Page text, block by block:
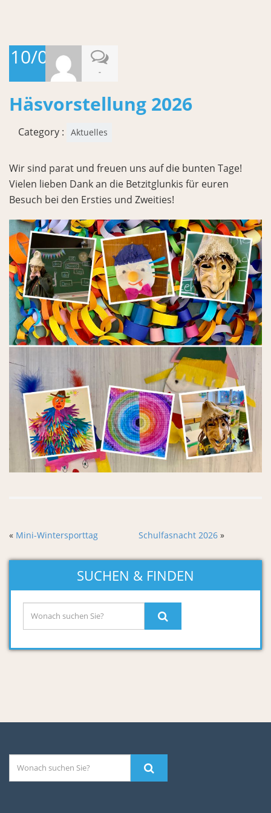
10/02/2026
-
Häsvorstellung 2026
Category : Aktuelles
Wir sind parat und freuen uns auf die bunten Tage!
Vielen lieben Dank an die Betzitglunkis für euren
Besuch bei den Ersties und Zweities!
« Mini-Wintersporttag Schulfasnacht 2026»
SUCHEN & FINDEN